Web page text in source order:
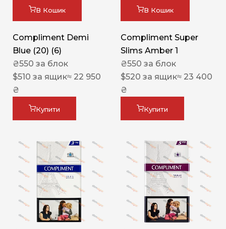
В Кошик
Compliment Demi
Blue (20) (6)
₴550 за блок
$510 за ящик≈ 22 950
₴
Купити
В Кошик
Compliment Super
Slims Amber 1
₴550 за блок
$520 за ящик≈ 23 400
₴
Купити